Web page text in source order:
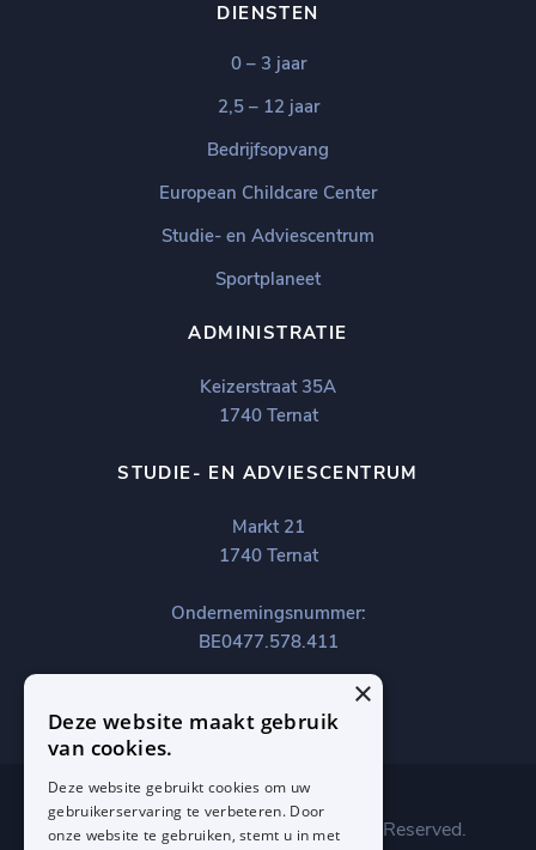
DIENSTEN
0 – 3 jaar
2,5 – 12 jaar
Bedrijfsopvang
European Childcare Center
Studie- en Adviescentrum
Sportplaneet
ADMINISTRATIE
Keizerstraat 35A
1740 Ternat
STUDIE- EN ADVIESCENTRUM
Markt 21
1740 Ternat
Ondernemingsnummer:
BE0477.578.411
Copyright © 2023 Infano. All Rights Reserved.
×
Deze website maakt gebruik
van cookies.
Deze website gebruikt cookies om uw
gebruikerservaring te verbeteren. Door
onze website te gebruiken, stemt u in met